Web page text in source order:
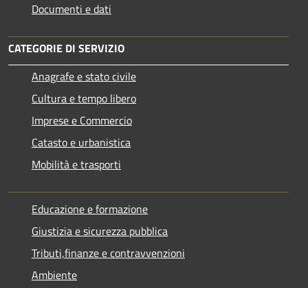
Documenti e dati
CATEGORIE DI SERVIZIO
Anagrafe e stato civile
Cultura e tempo libero
Imprese e Commercio
Catasto e urbanistica
Mobilità e trasporti
Educazione e formazione
Giustizia e sicurezza pubblica
Tributi,finanze e contravvenzioni
Ambiente